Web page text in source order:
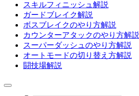
スキルフィニッシュ解説
ガードブレイク解説
ボスブレイクのやり方解説
カウンターアタックのやり方解説
スーパーダッシュのやり方解説
オートモードの切り替え方解説
闘技場解説